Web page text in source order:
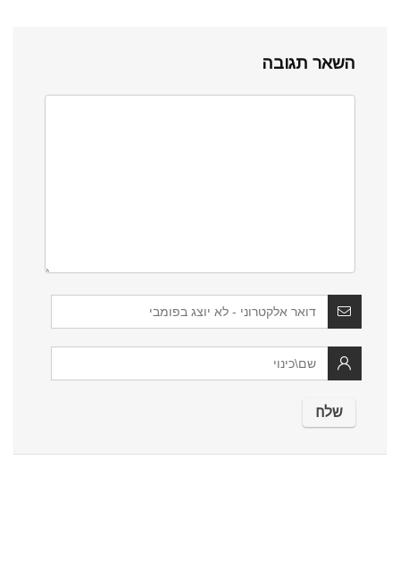
השאר תגובה